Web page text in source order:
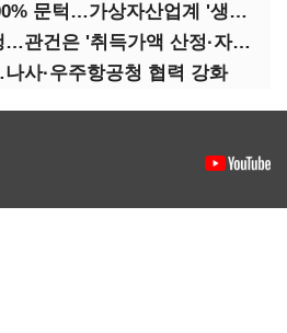
높아진 부채비율 200% 문턱…가상자산업계 '생존 시험대'
내년 코인 과세 강행…관건은 '취득가액 산정·자산 이동'
사·우주항공청 협력 강화